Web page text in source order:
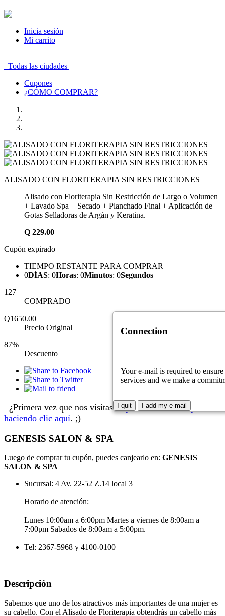
Inicia sesión
Mi carrito
Todas las ciudades
Cupones
¿CÓMO COMPRAR?
ALISADO CON FLORITERAPIA SIN RESTRICCIONES
Alisado con Floriterapia Sin Restricción de Largo o Volumen
+ Lavado Spa + Secado + Planchado Final + Aplicación de
Gotas Selladoras de Argán y Keratina.
Q 229.00
Cupón expirado
TIEMPO RESTANTE PARA COMPRAR
0DÍAS: 0Horas: 0Minutos: 0Segundos
127
COMPRADO
Q1650.00
Precio Original
87%
Descuento
¿Primera vez que nos visitas? Aprende cómo comprar
haciendo clic aquí. ;)
GENESIS SALON & SPA
Luego de comprar tu cupón, puedes canjearlo en: GENESIS
SALON & SPA
Sucursal: 4 Av. 22-52 Z.14 local 3
Horario de atención:
Lunes 10:00am a 6:00pm Martes a viernes de 8:00am a
7:00pm Sabados de 8:00am a 5:00pm.
Tel: 2367-5968 y 4100-0100
Descripción
Sabemos que uno de los atractivos más importantes de una mujer es
su cabello. Con el Alisado de Floriterapia obtendrás un cabello más
Connection
Your e-mail is required to
services and we make a
I quit I add my e-mail